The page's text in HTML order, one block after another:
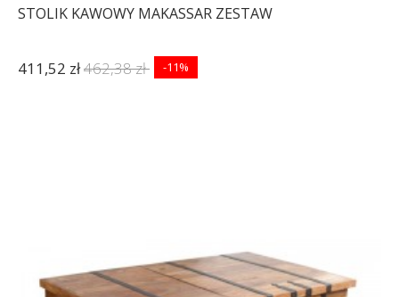
STOLIK KAWOWY MAKASSAR ZESTAW
411,52 zł462,38 zł -11%